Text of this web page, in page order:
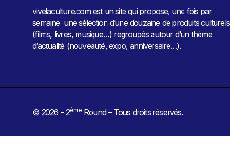
vivelaculture.com est un site qui propose, une fois par
semaine, une sélection d’une douzaine de produits culturels
(films, livres, musique…) regroupés autour d’un thème
d’actualité (nouveauté, expo, anniversaire…).
© 2026 – 2èmeRound – Tous droits réservés.